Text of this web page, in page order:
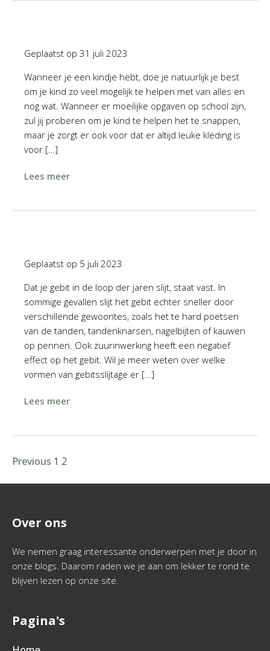
Geplaatst op 31 juli 2023
Wanneer je een kindje hebt, doe je natuurlijk je best
om je kind zo veel mogelijk te helpen met van alles en
nog wat. Wanneer er moeilijke opgaven op school zijn,
zul jij proberen om je kind te helpen het te snappen,
maar je zorgt er ook voor dat er altijd leuke kleding is
voor […]
Lees meer
Geplaatst op 5 juli 2023
Dat je gebit in de loop der jaren slijt, staat vast. In
sommige gevallen slijt het gebit echter sneller door
verschillende gewoontes, zoals het te hard poetsen
van de tanden, tandenknarsen, nagelbijten of kauwen
op pennen. Ook zuurinwerking heeft een negatief
effect op het gebit. Wil je meer weten over welke
vormen van gebitsslijtage er […]
Lees meer
Previous 1 2
Over ons
We nemen graag interessante onderwerpen met je door in
onze blogs. Daarom raden we je aan om lekker te rond te
blijven lezen op onze site.
Pagina's